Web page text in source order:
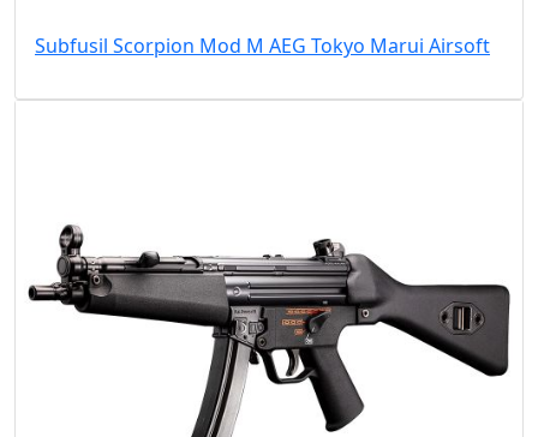
Subfusil Scorpion Mod M AEG Tokyo Marui Airsoft